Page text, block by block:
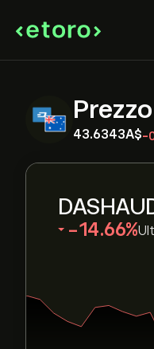
43.6343‎A$‎-
‎-14.66‎